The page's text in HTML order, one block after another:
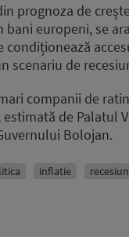
prognoza de
europeni, se
scenariu de
companii de
de Palatul
Bolojan.
inflatie